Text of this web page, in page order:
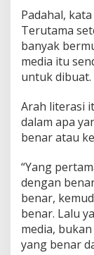
Padahal,
Terutama
banyak
media itu
untuk dibuat.
Arah literasi
dalam apa
benar atau
“Yang
dengan
benar,
benar. Lalu
media,
yang benar